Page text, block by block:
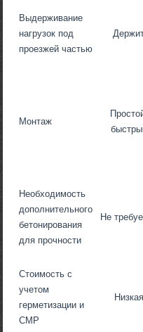
Выдерживание
нагрузок под
проезжей частью
Монтаж
Необходимость
дополнительного
бетонирования
для прочности
Не
Стоимость с
учетом
герметизации и
СМР
Низкая